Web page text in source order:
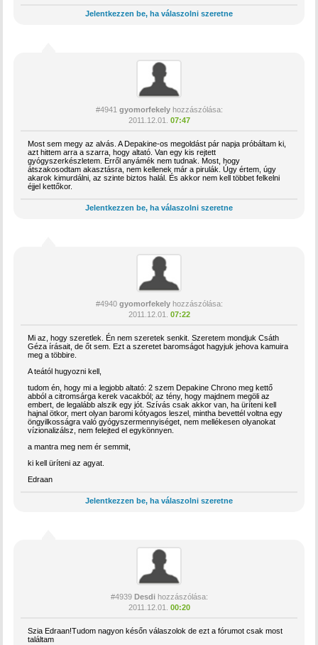
Jelentkezzen be, ha válaszolni szeretne
#4941 gyomorfekelyhozzászólása:
2011.12.01.
07:47
Most sem megy az alvás. A Depakine-os megoldást pár napja próbáltam ki,
azt hittem arra a szarra, hogy altató. Van egy kis rejtett
gyógyszerkészletem. Erről anyámék nem tudnak. Most, hogy
átszakosodtam akasztásra, nem kellenek már a pirulák. Úgy értem, úgy
akarok kimurdálni, az szinte biztos halál. És akkor nem kell többet felkelni
éjjel kettőkor.
Jelentkezzen be, ha válaszolni szeretne
#4940 gyomorfekelyhozzászólása:
2011.12.01.
07:22
Mi az, hogy szeretlek. Én nem szeretek senkit. Szeretem mondjuk Csáth
Géza írásait, de őt sem. Ezt a szeretet baromságot hagyjuk jehova kamuira
meg a többire.
A teától hugyozni kell,
tudom én, hogy mi a legjobb altató: 2 szem Depakine Chrono meg kettő
abból a citromsárga kerek vacakból; az tény, hogy majdnem megöli az
embert, de legalább alszik egy jót. Szívás csak akkor van, ha üríteni kell
hajnal ötkor, mert olyan baromi kótyagos leszel, mintha bevettél voltna egy
öngyilkosságra való gyógyszermennyiséget, nem mellékesen olyanokat
vízionalizálsz, nem felejted el egykönnyen.
a mantra meg nem ér semmit,
ki kell üríteni az agyat.
Edraan
Jelentkezzen be, ha válaszolni szeretne
#4939 Desdihozzászólása:
2011.12.01.
00:20
Szia Edraan!Tudom nagyon későn válaszolok de ezt a fórumot csak most
találtam